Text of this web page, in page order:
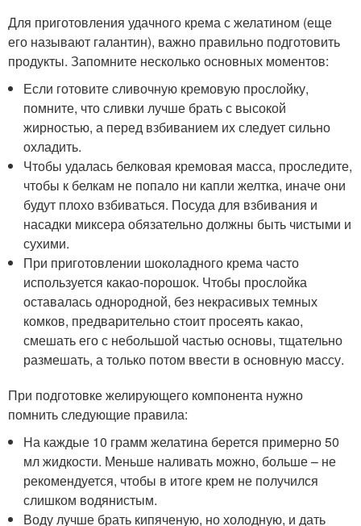
Для приготовления удачного крема с желатином (еще
его называют галантин), важно правильно подготовить
продукты. Запомните несколько основных моментов:
Если готовите сливочную кремовую прослойку,
помните, что сливки лучше брать с высокой
жирностью, а перед взбиванием их следует сильно
охладить.
Чтобы удалась белковая кремовая масса, проследите,
чтобы к белкам не попало ни капли желтка, иначе они
будут плохо взбиваться. Посуда для взбивания и
насадки миксера обязательно должны быть чистыми и
сухими.
При приготовлении шоколадного крема часто
используется какао-порошок. Чтобы прослойка
оставалась однородной, без некрасивых темных
комков, предварительно стоит просеять какао,
смешать его с небольшой частью основы, тщательно
размешать, а только потом ввести в основную массу.
При подготовке желирующего компонента нужно
помнить следующие правила:
На каждые 10 грамм желатина берется примерно 50
мл жидкости. Меньше наливать можно, больше – не
рекомендуется, чтобы в итоге крем не получился
слишком водянистым.
Воду лучше брать кипяченую, но холодную, и дать